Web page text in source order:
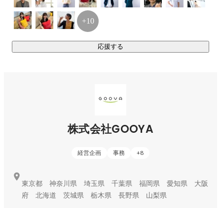
ているかをチェックする など
▍テストエンジニア
Webアプリやシステムなど、さまざまなIT製品の動作テスト
を行ないます。
応援する
+10
株式会社GOOYA
経営企画 事務 +8
東京都 神奈川県 埼玉県 千葉県 福岡県 愛知県 大阪
府 北海道 茨城県 栃木県 長野県 山梨県